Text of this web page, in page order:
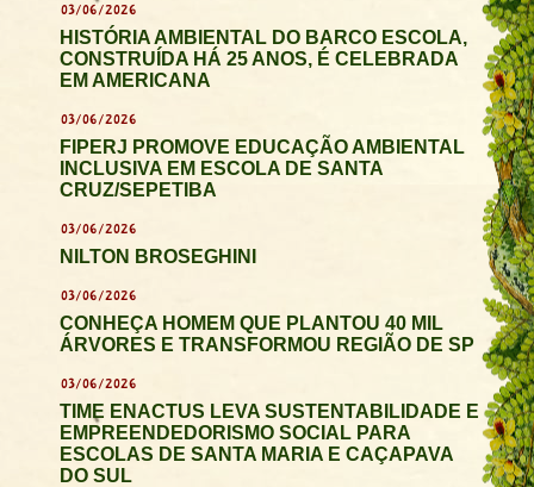
03/06/2026
HISTÓRIA AMBIENTAL DO BARCO ESCOLA,
CONSTRUÍDA HÁ 25 ANOS, É CELEBRADA
EM AMERICANA
03/06/2026
FIPERJ PROMOVE EDUCAÇÃO AMBIENTAL
INCLUSIVA EM ESCOLA DE SANTA
CRUZ/SEPETIBA
03/06/2026
NILTON BROSEGHINI
03/06/2026
CONHEÇA HOMEM QUE PLANTOU 40 MIL
ÁRVORES E TRANSFORMOU REGIÃO DE SP
03/06/2026
TIME ENACTUS LEVA SUSTENTABILIDADE E
EMPREENDEDORISMO SOCIAL PARA
ESCOLAS DE SANTA MARIA E CAÇAPAVA
DO SUL